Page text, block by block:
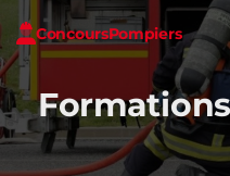
ConcoursPompiers
Formations